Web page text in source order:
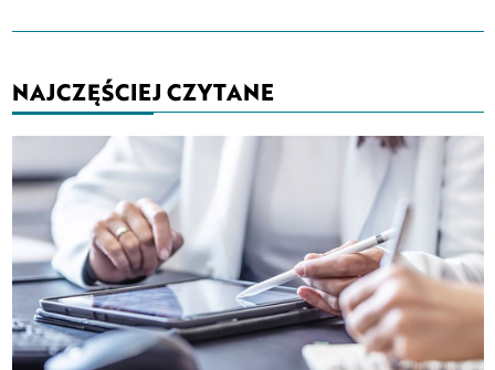
NAJCZĘŚCIEJ CZYTANE